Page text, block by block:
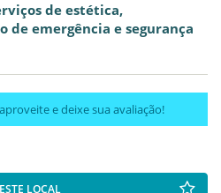
de estética,
emergência e segurança
aproveite e deixe sua avaliação!
LOCAL